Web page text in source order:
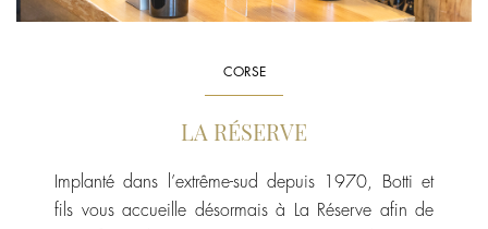
CORSE
LA RÉSERVE
Implanté dans l’extrême-sud depuis 1970, Botti et
fils vous accueille désormais à La Réserve afin de